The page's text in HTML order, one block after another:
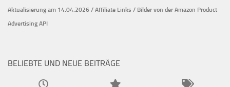
Aktualisierung am 14.04.2026 / Affiliate Links / Bilder von der Amazon Product
Advertising API
BELIEBTE UND NEUE BEITRÄGE